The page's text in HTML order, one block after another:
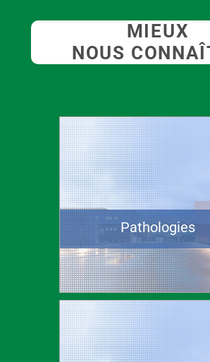
MIEUX
NOUS
Pathologies